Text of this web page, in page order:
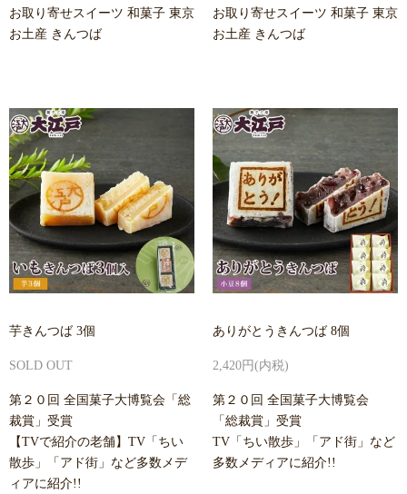
お取り寄せスイーツ 和菓子 東京
お土産 きんつば
お取り寄せスイーツ 和菓子 東京
お土産 きんつば
芋きんつば 3個
SOLD OUT
第２０回 全国菓子大博覧会「総
裁賞」受賞
【TVで紹介の老舗】TV「ちい
散歩」「アド街」など多数メデ
ィアに紹介!!
ありがとうきんつば 8個
2,420円(内税)
第２０回 全国菓子大博覧会
「総裁賞」受賞
TV「ちい散歩」「アド街」など
多数メディアに紹介!!